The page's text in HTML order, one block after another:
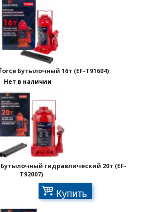
Бутылочный 16т (EF-T91604)
Нет в наличии
гидравлический 20т (EF-
T92007)
Купить